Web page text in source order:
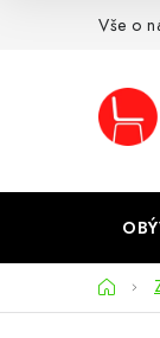
Vše o
Domů